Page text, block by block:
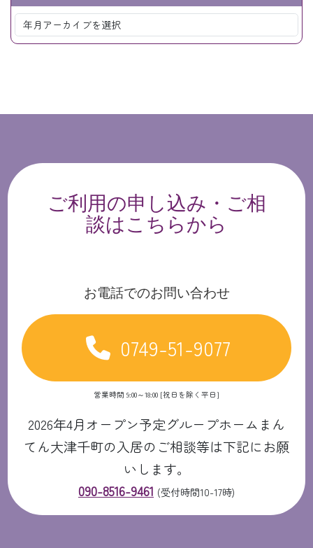
ご利用の申し込み・ご相
談はこちらから
お電話でのお問い合わせ
0749-51-9077
営業時間 9:00～18:00 [祝日を除く平日]
2026年4月オープン予定グループホームまん
てん大津千町の入居のご相談等は下記にお願
いします。
090-8516-9461 (受付時間10-17時)